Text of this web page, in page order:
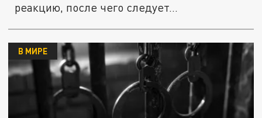
реакцию, после чего следует...
В МИРЕ